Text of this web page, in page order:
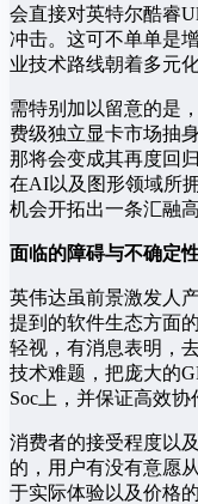
会直接对英特尔酷睿
冲击。这可不单单是
业技术路线朝着多元
需特别加以留意的是
费级独立显卡市场抽
那将会变成其再度回
在AI以及图形领域所
机会开拓出一条汇融
面临的障碍与不确定
英伟达虽前景激发人
提到的软件生态方面
轻视，有消息表明，
技术难题，把庞大的
Soc上，并保证高效协
消费者的接受程度以
的，用户有没有意愿
于实际体验以及价格